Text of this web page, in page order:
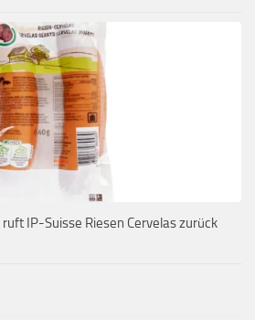
IP-Suisse Riesen Cervelas zurück